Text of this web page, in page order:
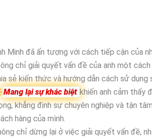
Minh đã ấn tượng với cách tiếp cận của
chỉ giải quyết vấn đề của anh một
sẻ kiến thức và hướng dẫn cách sử dụng
Mang lại sự khác biệt khiến anh cảm thấy
khẳng định sự chuyên nghiệp và tận
hàng của mình.
chỉ dừng lại ở việc giải quyết vấn đề,